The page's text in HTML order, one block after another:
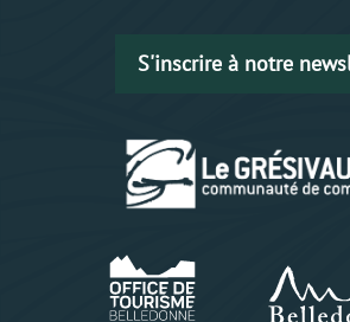
S'inscrire à notre